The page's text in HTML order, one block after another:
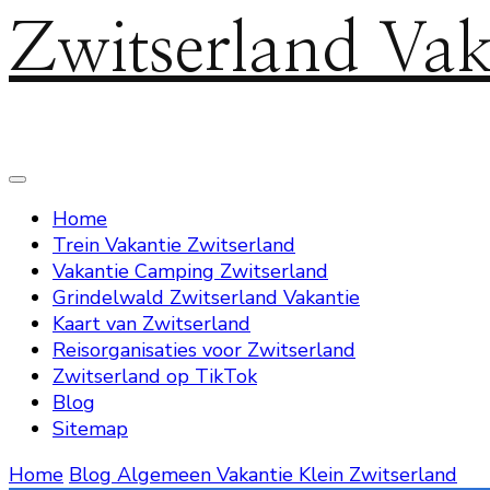
Zwitserland
Home
Trein Vakantie Zwitserland
Vakantie Camping Zwitserland
Grindelwald Zwitserland Vakantie
Kaart van Zwitserland
Reisorganisaties voor Zwitserland
Zwitserland op TikTok
Blog
Sitemap
Home Blog Algemeen Vakantie Klein Zwitserland